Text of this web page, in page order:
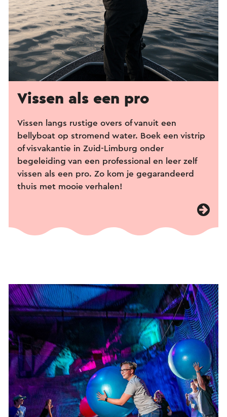
Vissen als een pro
Vissen langs rustige overs of vanuit een
bellyboat op stromend water. Boek een vistrip
of visvakantie in Zuid-Limburg onder
begeleiding van een professional en leer zelf
vissen als een pro. Zo kom je gegarandeerd
thuis met mooie verhalen!